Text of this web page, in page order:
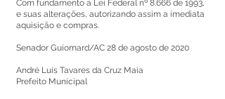
Com fundamento a Lei Federal nº 8.666 de 1993,
e suas alterações, autorizando assim a imediata
aquisição e compras.
Senador Guiomard/AC 28 de agosto de 2020
André Luís Tavares da Cruz Maia
Prefeito Municipal